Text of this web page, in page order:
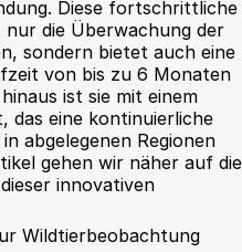
Diese fortschrittliche
die Überwachung der
sondern bietet auch eine
von bis zu 6 Monaten
ist sie mit einem
das eine kontinuierliche
abgelegenen Regionen
gehen wir näher auf die
innovativen
Wildtierbeobachtung